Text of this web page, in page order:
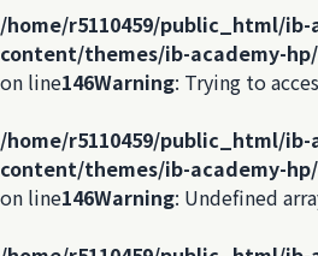
/home/r5110459/public_html/
content/themes/ib-academy-
on line146Warning: Trying to
/home/r5110459/public_html/
content/themes/ib-academy-
on line146Warning: Undefined